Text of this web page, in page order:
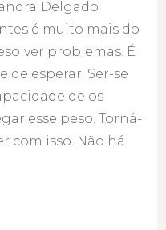
Delgado
é muito mais do
problemas. É
de esperar. Ser-se
de os
esse peso. Torná-
com isso. Não há